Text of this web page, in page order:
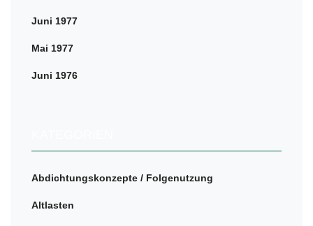
Juni 1977
Mai 1977
Juni 1976
Abdichtungskonzepte / Folgenutzung
Altlasten